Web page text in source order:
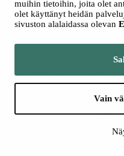
muihin tietoihin, joita olet
olet käyttänyt heidän
sivuston alalaidassa olevan
Vain
opiskele lähihoitajaksi
Ota yhteyttä